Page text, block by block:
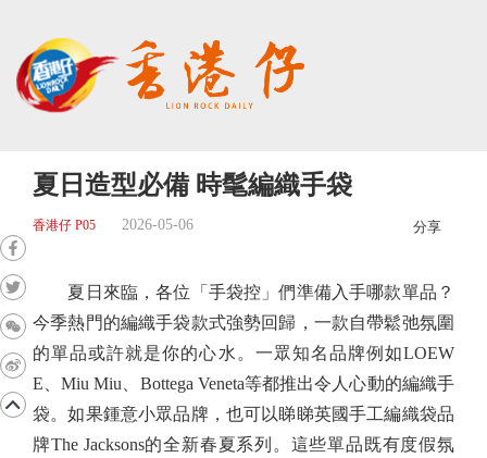
夏日造型必備 時髦編織手袋
香港仔 P05 2026-05-06 分享
夏日來臨，各位「手袋控」們準備入手哪款單品？
今季熱門的編織手袋款式強勢回歸，一款自帶鬆弛氛圍
的單品或許就是你的心水。一眾知名品牌例如LOEW
E、Miu Miu、Bottega Veneta等都推出令人心動的編織手
袋。如果鍾意小眾品牌，也可以睇睇英國手工編織袋品
牌The Jacksons的全新春夏系列。這些單品既有度假氛